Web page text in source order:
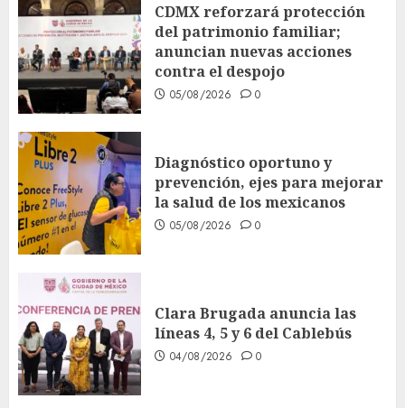
CDMX reforzará protección
del patrimonio familiar;
anuncian nuevas acciones
contra el despojo
05/08/2026 0
Diagnóstico oportuno y
prevención, ejes para mejorar
la salud de los mexicanos
05/08/2026 0
Clara Brugada anuncia las
líneas 4, 5 y 6 del Cablebús
04/08/2026 0